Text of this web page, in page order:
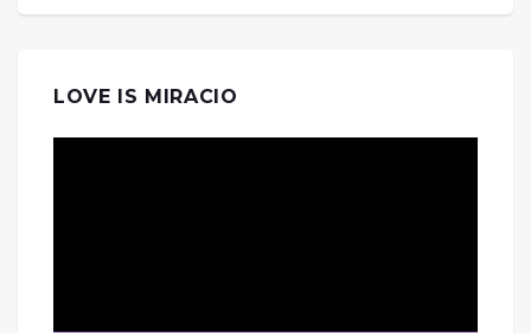
LOVE IS MIRACIO